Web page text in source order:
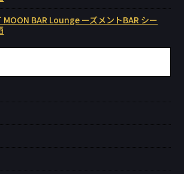
BAR Lounge ーズメントBAR シー